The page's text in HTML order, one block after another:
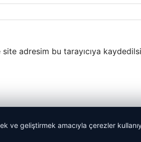
adresim bu tarayıcıya
ve geliştirmek amacıyla çerezler